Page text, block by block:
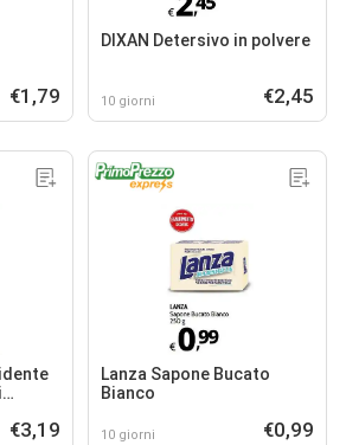
€1,79
DIXAN Detersivo in polvere
10 giorni €2,45
€3,19
Lanza Sapone Bucato
Bianco
10 giorni €0,99